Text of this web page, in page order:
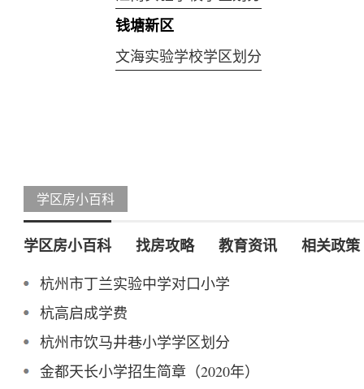
钱塘新区
文海实验学校学区划分
学区房小百科
学区房小百科 找房攻略 教育资讯 相关政策
杭州市丁兰实验中学对口小学
杭高启成学费
杭州市饮马井巷小学学区划分
金都天长小学招生简章（2020年）